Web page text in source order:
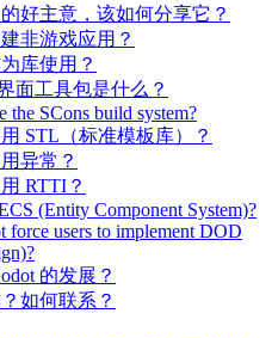
好主意，该如何分享它？
非游戏应用？
库使用？
面工具包是什么？
the SCons build system?
STL（标准模板库）？
异常？
RTTI？
(Entity Component System)?
force users to implement DOD
的发展？
如何联系？